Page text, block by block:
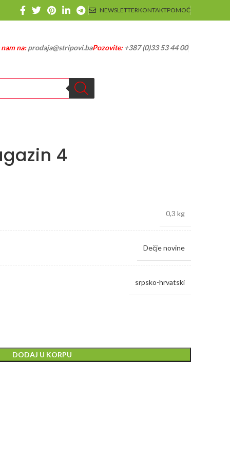
NEWSLETTERKONTAKTPOMOĆ
na:prodaja@stripovi.baPozovite:+387 (0)33 53 44 00
4
0,3 kg
Dečje novine
srpsko-hrvatski
DODAJ U KORPU